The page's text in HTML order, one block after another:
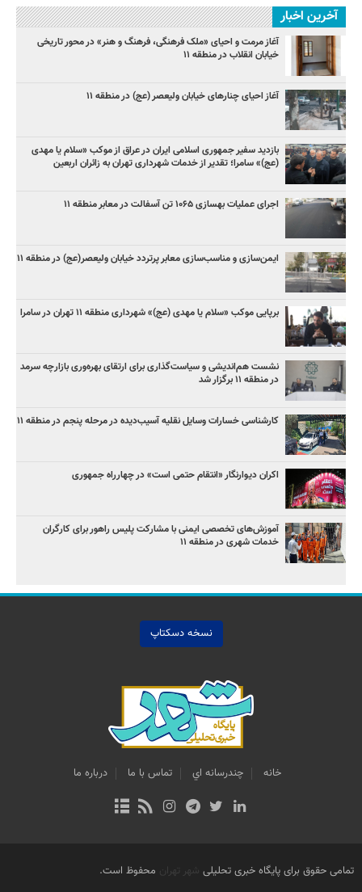
آخرین اخبار
آغاز مرمت و احیای «ملک فرهنگی، فرهنگ و هنر» در محور تاریخی
خیابان انقلاب در منطقه ۱۱
آغاز احیای چنارهای خیابان ولیعصر (عج) در منطقه ۱۱
بازدید سفیر جمهوری اسلامی ایران در عراق از موکب «سلام یا مهدی
(عج)» سامرا؛ تقدیر از خدمات شهرداری تهران به زائران اربعین
اجرای عملیات بهسازی ۱۰۶۵ تن آسفالت در معابر منطقه ۱۱
ایمن‌سازی و مناسب‌سازی معابر پرتردد خیابان ولیعصر(عج) در منطقه ۱۱
برپایی موکب «سلام یا مهدی (عج)» شهرداری منطقه ۱۱ تهران در سامرا
نشست هم‌اندیشی و سیاست‌گذاری برای ارتقای بهره‌وری بازارچه سرمد
در منطقه ۱۱ برگزار شد
کارشناسی خسارات وسایل نقلیه آسیب‌دیده در مرحله پنجم در منطقه ۱۱
اکران دیوارنگار «انتقام حتمی است» در چهارراه جمهوری
آموزش‌های تخصصی ایمنی با مشارکت پلیس راهور برای کارگران
خدمات شهری در منطقه ۱۱
نسخه دسکتاپ
خانه چندرسانه اي تماس با ما درباره ما
تمامی حقوق برای پایگاه خبری تحلیلی شهر تهران محفوظ است.